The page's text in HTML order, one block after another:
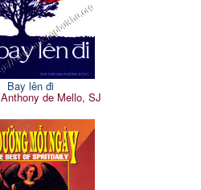
Bay lên đi
Anthony de Mello, SJ